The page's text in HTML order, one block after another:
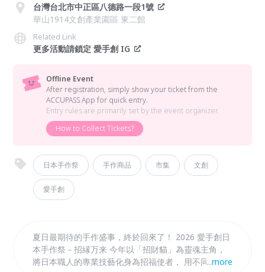
台灣台北市中正區八德路一段1號
華山1914文創產業園區 東二館
Related Link
更多活動請鎖定 愛手創 IG
Offline Event
After registration, simply show your ticket from the
ACCUPASS App for quick entry.
Entry rules are primarily set by the event organizer.
How to Collect Tickets?
日本手作祭 手作商品 市集 文創
愛手創
夏日最期待的手作盛事，終於回來了！ 2026 愛手創日
本手作祭－招縁万来 今年以「招財貓」為靈魂主角，
將日本職人的專業技藝化身為招福使者， 用不同創作
...more